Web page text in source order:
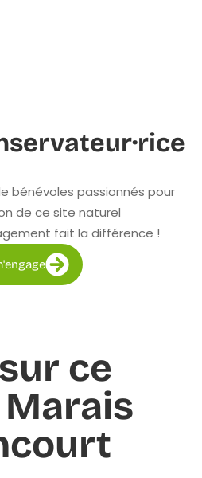
bénévoles passionnés pour
de ce site naturel
fait la différence !
ce
Marais